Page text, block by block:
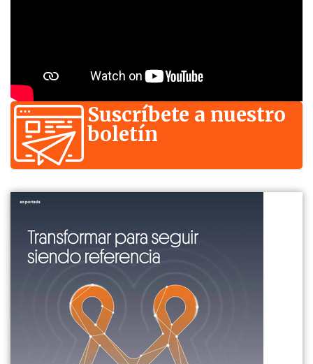
Suscríbete a nuestro
boletín